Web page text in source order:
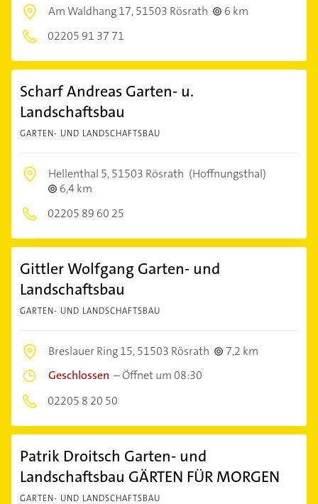
Am Waldhang 17,51503 Rösrath
6 km
02205 91 37 71
Scharf Andreas Garten- u.
Landschaftsbau
GARTEN- UND LANDSCHAFTSBAU
Hellenthal 5,51503 Rösrath (Hoffnungsthal)
6,4 km
02205 89 60 25
Gittler Wolfgang Garten- und
Landschaftsbau
GARTEN- UND LANDSCHAFTSBAU
Breslauer Ring 15,51503 Rösrath
7,2 km
Geschlossen –Öffnet um 08:30
02205 8 20 50
Patrik Droitsch Garten- und
Landschaftsbau GÄRTEN FÜR MORGEN
GARTEN- UND LANDSCHAFTSBAU